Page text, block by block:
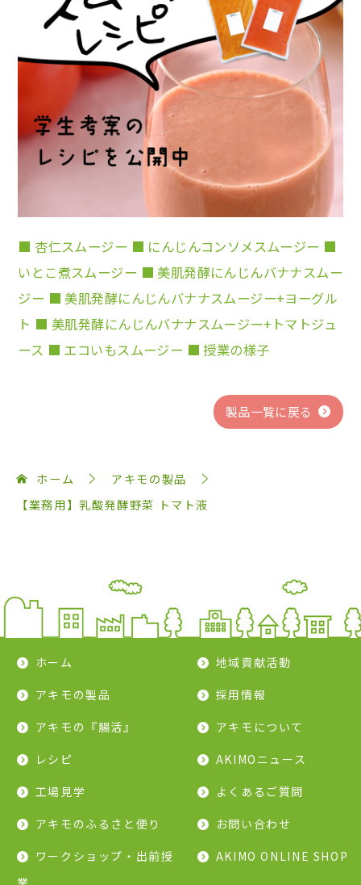
■ 杏仁スムージー ■ にんじんコンソメスムージー ■
いとこ煮スムージー ■ 美肌発酵にんじんバナナスムー
ジー ■ 美肌発酵にんじんバナナスムージー+ヨーグル
ト ■ 美肌発酵にんじんバナナスムージー+トマトジュ
ース ■ エコいもスムージー ■ 授業の様子
製品一覧に戻る
ホーム
アキモの製品
【業務用】乳酸発酵野菜 トマト液
ホーム
アキモの製品
アキモの『腸活』
レシピ
工場見学
アキモのふるさと便り
ワークショップ・出前授
地域貢献活動
採用情報
アキモについて
AKIMOニュース
よくあるご質問
お問い合わせ
AKIMO ONLINE SHOP